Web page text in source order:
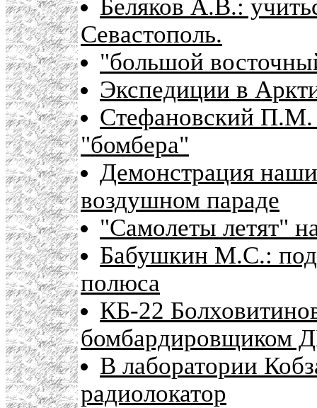
Беляков А.В.:
Севастополь.
"большой
Экспедиции в
Стефановский П.М.
"бомбера"
Демонстрация
воздушном параде
"Самолеты летят"
Бабушкин М.С.:
полюса
КБ-22
бомбардировщиком
В лаборатории
радиолокатор